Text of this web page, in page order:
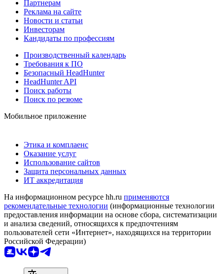
Партнерам
Реклама на сайте
Новости и статьи
Инвесторам
Кандидаты по профессиям
Производственный календарь
Требования к ПО
Безопасный HeadHunter
HeadHunter API
Поиск работы
Поиск по резюме
Мобильное приложение
Этика и комплаенс
Оказание услуг
Использование сайтов
Защита персональных данных
ИТ аккредитация
На информационном ресурсе hh.ru применяются
рекомендательные технологии (информационные технологии
предоставления информации на основе сбора, систематизации
и анализа сведений, относящихся к предпочтениям
пользователей сети «Интернет», находящихся на территории
Российской Федерации)